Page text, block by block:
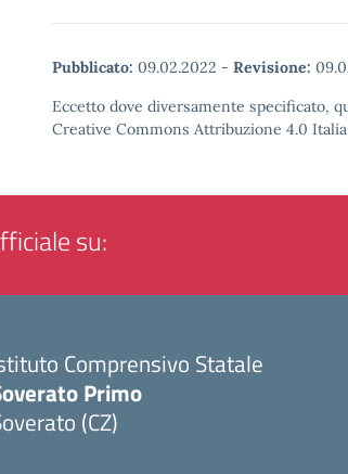
Pubblicato: 09.02.2022 - Revisione:
Eccetto dove diversamente specificato,
Creative Commons Attribuzione 4.0
su:
Comprensivo Statale
Primo
(CZ)